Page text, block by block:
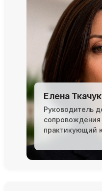
Елена Ткачук
Руководитель
сопровождения
практикующий